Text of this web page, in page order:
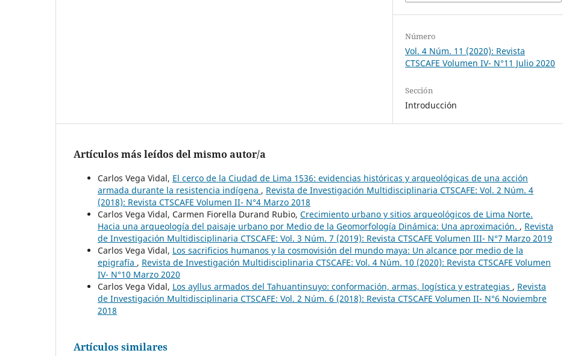
Número
Vol. 4 Núm. 11 (2020): Revista
CTSCAFE Volumen IV- N°11 Julio 2020
Sección
Introducción
Artículos más leídos del mismo autor/a
Carlos Vega Vidal, El cerco de la Ciudad de Lima 1536: evidencias históricas y arqueológicas de una acción
armada durante la resistencia indígena , Revista de Investigación Multidisciplinaria CTSCAFE: Vol. 2 Núm. 4
(2018): Revista CTSCAFE Volumen II- N°4 Marzo 2018
Carlos Vega Vidal, Carmen Fiorella Durand Rubio, Crecimiento urbano y sitios arqueológicos de Lima Norte.
Hacia una arqueología del paisaje urbano por Medio de la Geomorfología Dinámica: Una aproximación. , Revista
de Investigación Multidisciplinaria CTSCAFE: Vol. 3 Núm. 7 (2019): Revista CTSCAFE Volumen III- N°7 Marzo 2019
Carlos Vega Vidal, Los sacrificios humanos y la cosmovisión del mundo maya: Un alcance por medio de la
epigrafía , Revista de Investigación Multidisciplinaria CTSCAFE: Vol. 4 Núm. 10 (2020): Revista CTSCAFE Volumen
IV- N°10 Marzo 2020
Carlos Vega Vidal, Los ayllus armados del Tahuantinsuyo: conformación, armas, logística y estrategias , Revista
de Investigación Multidisciplinaria CTSCAFE: Vol. 2 Núm. 6 (2018): Revista CTSCAFE Volumen II- N°6 Noviembre
2018
Artículos similares